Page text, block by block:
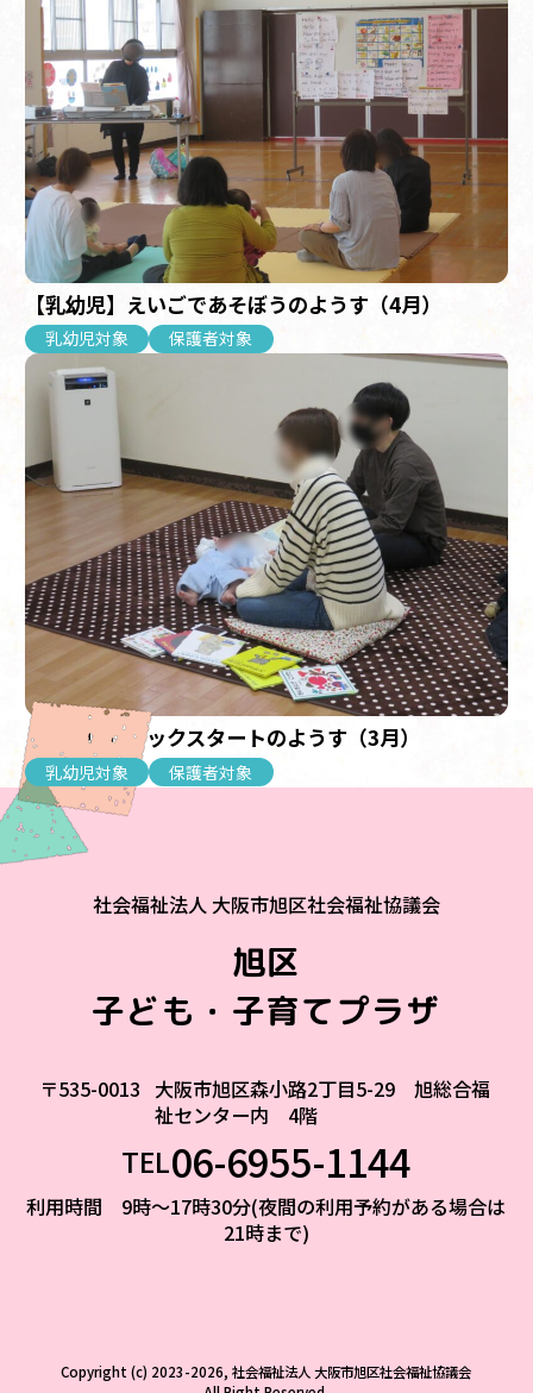
【乳幼児】えいごであそぼうのようす（4月）
乳幼児対象 保護者対象
【乳幼児】ブックスタートのようす（3月）
乳幼児対象 保護者対象
社会福祉法人 大阪市旭区社会福祉協議会
旭区
子ども・子育てプラザ
〒535-0013 大阪市旭区森小路2丁目5-29 旭総合福
祉センター内 4階
TEL06-6955-1144
利用時間 9時～17時30分(夜間の利用予約がある場合は
21時まで)
Copyright (c) 2023-2026, 社会福祉法人 大阪市旭区社会福祉協議会